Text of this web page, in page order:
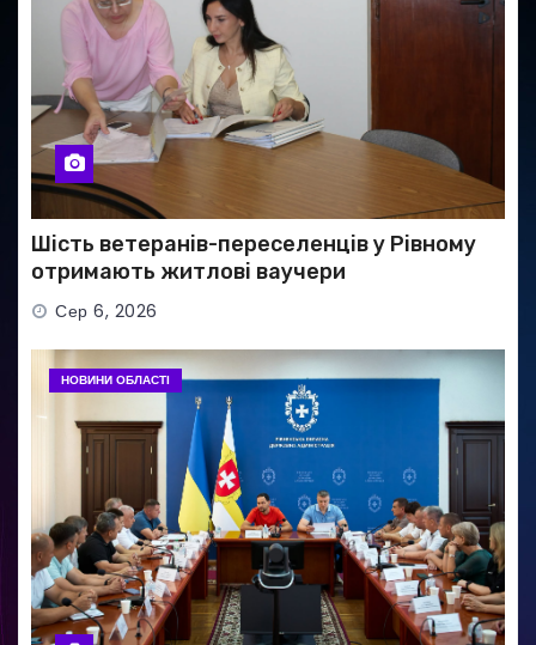
Шість ветеранів-переселенців у Рівному
отримають житлові ваучери
Сер 6, 2026
НОВИНИ ОБЛАСТІ